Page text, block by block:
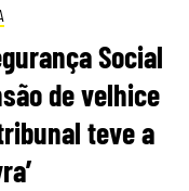
Social
de velhice
teve a